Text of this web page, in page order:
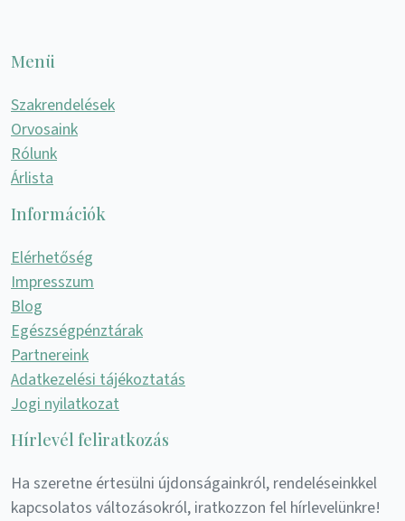
Menü
Szakrendelések
Orvosaink
Rólunk
Árlista
Információk
Elérhetőség
Impresszum
Blog
Egészségpénztárak
Partnereink
Adatkezelési tájékoztatás
Jogi nyilatkozat
Hírlevél feliratkozás
Ha szeretne értesülni újdonságainkról, rendeléseinkkel
kapcsolatos változásokról, iratkozzon fel hírlevelünkre!